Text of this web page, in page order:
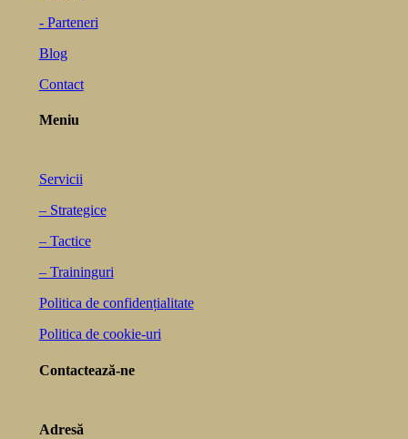
- Parteneri
Blog
Contact
Meniu
Servicii
– Strategice
– Tactice
– Traininguri
Politica de confidențialitate
Politica de cookie-uri
Contactează-ne
Adresă